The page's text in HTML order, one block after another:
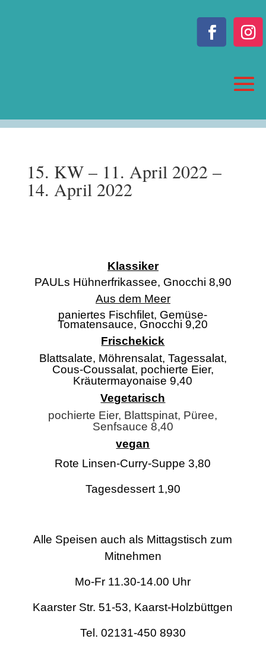
15. KW – 11. April 2022 –
14. April 2022
Klassiker
PAULs Hühnerfrikassee, Gnocchi 8,90
Aus dem Meer
paniertes Fischfilet, Gemüse-
Tomatensauce, Gnocchi 9,20
Frischekick
Blattsalate, Möhrensalat, Tagessalat,
Cous-Coussalat, pochierte Eier,
Kräutermayonaise 9,40
Vegetarisch
pochierte Eier, Blattspinat, Püree,
Senfsauce 8,40
vegan
Rote Linsen-Curry-Suppe 3,80
Tagesdessert 1,90
Alle Speisen auch als Mittagstisch zum
Mitnehmen
Mo-Fr 11.30-14.00 Uhr
Kaarster Str. 51-53, Kaarst-Holzbüttgen
Tel. 02131-450 8930